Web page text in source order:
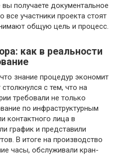
получаете документальное
все участники проекта стоят
общую цель и процесс.
как в реальности
знание процедур экономит
с тем, что на
требовали не только
по инфраструктурным
контактного лица в
график и представили
В итоге на производство
часы, обслуживали кран-